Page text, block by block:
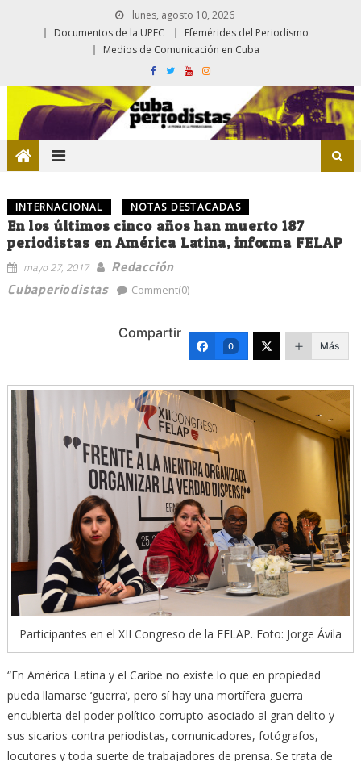
lunes, agosto 10, 2026
Documentos de la UPEC
Efemérides del Periodismo
Medios de Comunicación en Cuba
INTERNACIONAL NOTAS DESTACADAS
En los últimos cinco años han muerto 187
periodistas en América Latina, informa FELAP
mayo 27, 2017
Redacción
Cubaperiodistas
Comment(0)
Compartir
0 Más
Participantes en el XII Congreso de la FELAP. Foto: Jorge Ávila
“En América Latina y el Caribe no existe lo que en propiedad
pueda llamarse ‘guerra’, pero sí hay una mortífera guerra
encubierta del poder político corrupto asociado al gran delito y
sus sicarios contra periodistas, comunicadores, fotógrafos,
locutores y toda suerte de trabajadores de prensa. Se trata de